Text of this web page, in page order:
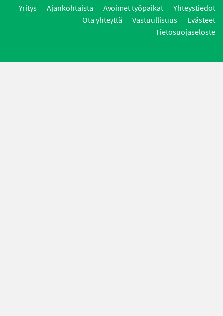
Yritys Ajankohtaista Avoimet työpaikat
Yhteystiedot
Ota yhteyttä
Vastuullisuus
Evästeet
Tietosuojaseloste